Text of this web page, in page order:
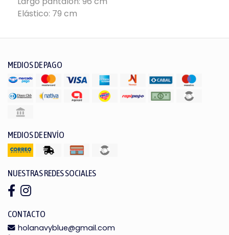
Elástico: 79 cm
MEDIOS DE PAGO
MEDIOS DE ENVÍO
NUESTRAS REDES SOCIALES
CONTACTO
holanavyblue@gmail.com